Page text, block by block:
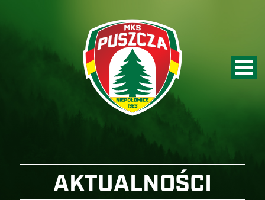
AKTUALNOŚCI